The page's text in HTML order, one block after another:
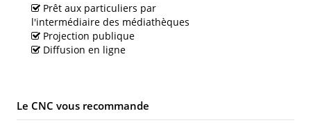
Prêt aux particuliers par
l'intermédiaire des médiathèques
Projection publique
Diffusion en ligne
Le CNC vous recommande